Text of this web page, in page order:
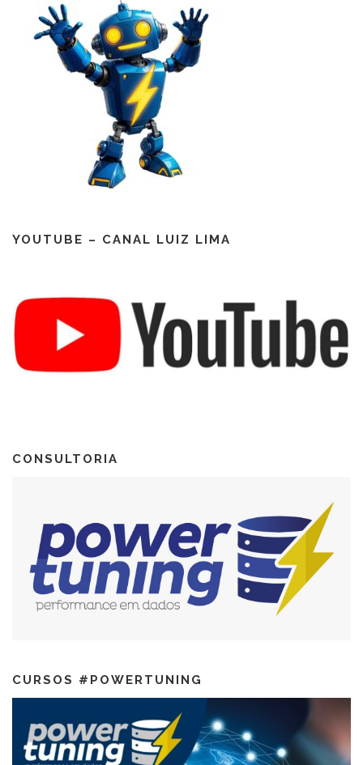
YOUTUBE – CANAL LUIZ LIMA
CONSULTORIA
CURSOS #POWERTUNING